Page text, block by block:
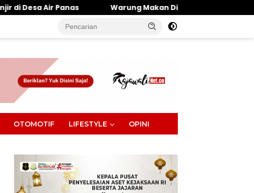
Warung Makan Dipantai Khatulistiwa Hangus Terbakar,
OTOMOTIF LIFESTYLE OPINI